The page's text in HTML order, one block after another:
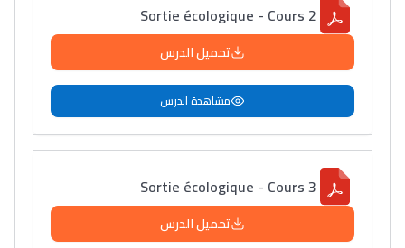
Sortie écologique - Cours 2
تحميل الدرس
مشاهدة الدرس
Sortie écologique - Cours 3
تحميل الدرس